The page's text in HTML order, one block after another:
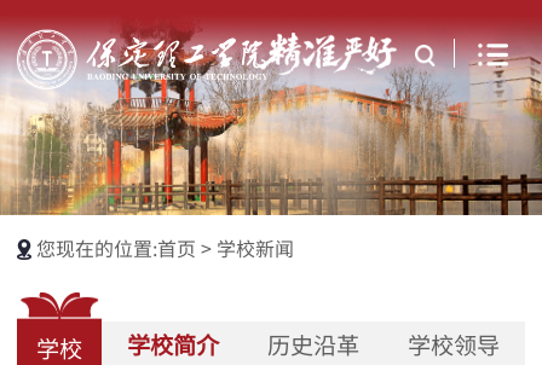
您现在的位置:首页 > 学校新闻
学校
学校简介 历史沿革 学校领导